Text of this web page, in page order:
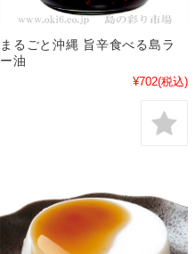
まるごと沖縄 旨辛食べる島ラ
ー油
¥702(税込)